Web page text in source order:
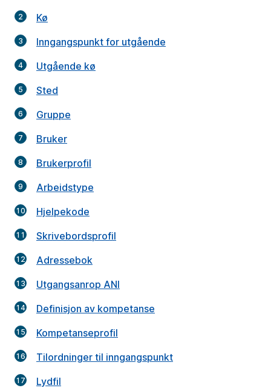
Kø
Inngangspunkt for utgående
Utgående kø
Sted
Gruppe
Bruker
Brukerprofil
Arbeidstype
Hjelpekode
Skrivebordsprofil
Adressebok
Utgangsanrop ANI
Definisjon av kompetanse
Kompetanseprofil
Tilordninger til inngangspunkt
Lydfil